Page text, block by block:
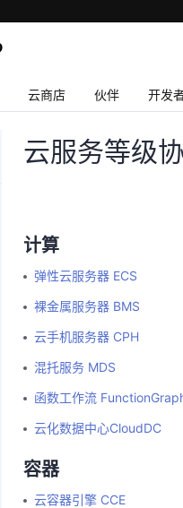
云商店 伙伴 开发
云服务等级
计算
弹性云服务器 ECS
裸金属服务器 BMS
云手机服务器 CPH
混托服务 MDS
函数工作流
云化数据中心CloudDC
容器
云容器引擎 CCE